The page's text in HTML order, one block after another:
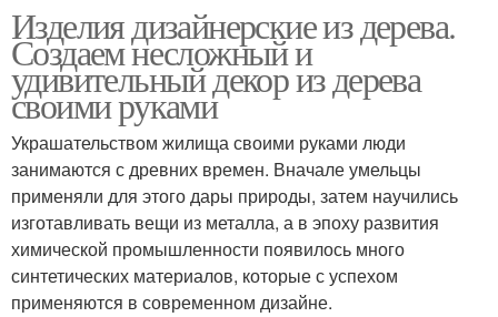
Изделия дизайнерские из дерева.
Создаем несложный и
удивительный декор из дерева
своими руками
Украшательством жилища своими руками люди
занимаются с древних времен. Вначале умельцы
применяли для этого дары природы, затем научились
изготавливать вещи из металла, а в эпоху развития
химической промышленности появилось много
синтетических материалов, которые с успехом
применяются в современном дизайне.